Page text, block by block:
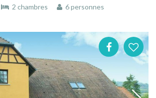
2 chambres 6 personnes